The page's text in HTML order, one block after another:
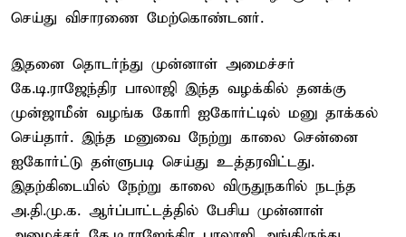
செய்து விசாரணை மேற்கொண்டனர்.
இதனை தொடர்ந்து முன்னாள் அமைச்சர்
கே.டி.ராஜேந்திர பாலாஜி இந்த வழக்கில் தனக்கு
முன்ஜாமீன் வழங்க கோரி ஐகோர்ட்டில் மனு தாக்கல்
செய்தார். இந்த மனுவை நேற்று காலை சென்னை
ஐகோர்ட்டு தள்ளுபடி செய்து உத்தரவிட்டது.
இதற்கிடையில் நேற்று காலை விருதுநகரில் நடந்த
அ.தி.மு.க. ஆர்ப்பாட்டத்தில் பேசிய முன்னாள்